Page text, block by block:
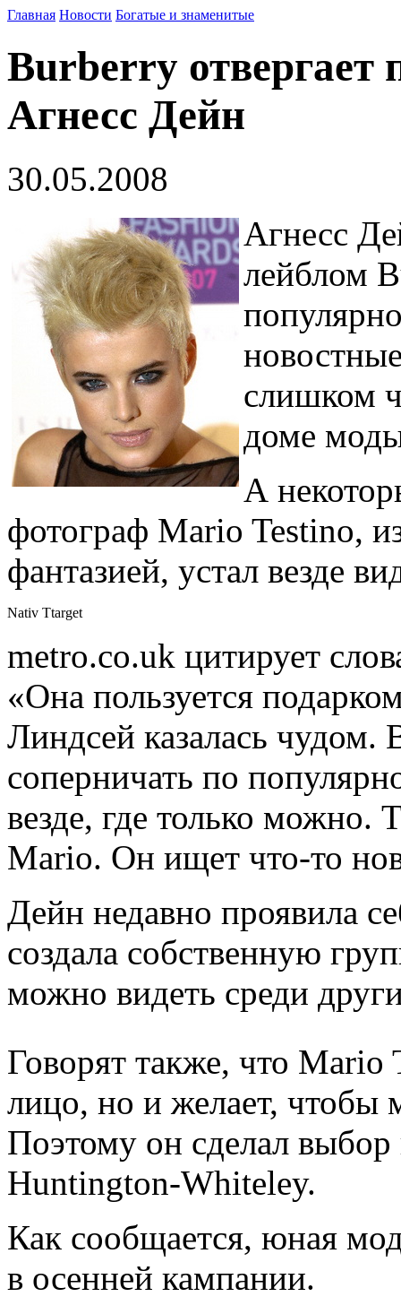
Главная Новости Богатые и знаменитые
Burberry
Агнесс Дейн
30.05.2008
Агнесс
лейблом
слишком
доме
А
фотограф Mario Testino,
фантазией, устал везде
Nativ Ttarget
metro.co.uk цитирует
«Она пользуется
Линдсей казалась чудом.
соперничать по
везде, где только можно.
Mario. Он ищет что-то
Дейн недавно проявила
создала собственную
можно видеть среди
Говорят также, что Mario
лицо, но и желает, чтобы
Поэтому он сделал выбор
Huntington-Whiteley.
Как сообщается, юная
в осенней кампании.